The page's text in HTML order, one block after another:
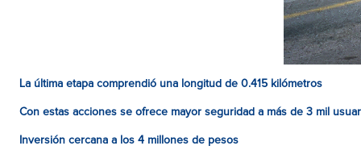
La última etapa comprendió una longitud de 0.415 kilómetros
Con estas acciones se ofrece mayor seguridad a más de 3 mil
Inversión cercana a los 4 millones de pesos